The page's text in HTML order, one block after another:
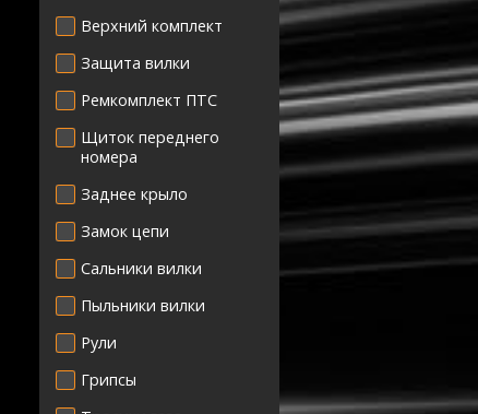
Верхний комплект
Защита вилки
Ремкомплект ПТС
Щиток переднего
номера
Заднее крыло
Замок цепи
Сальники вилки
Пыльники вилки
Рули
Грипсы